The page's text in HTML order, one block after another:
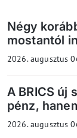
Négy
mostantól
2026. augusztus
A BRICS új
pénz,
2026. augusztus